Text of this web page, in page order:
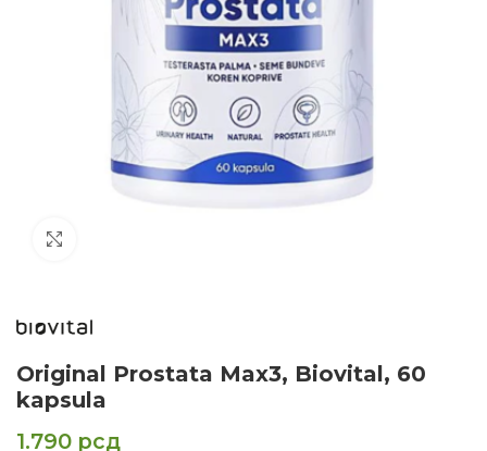
Original Prostata Max3, Biovital, 60
kapsula
1.790 рсд